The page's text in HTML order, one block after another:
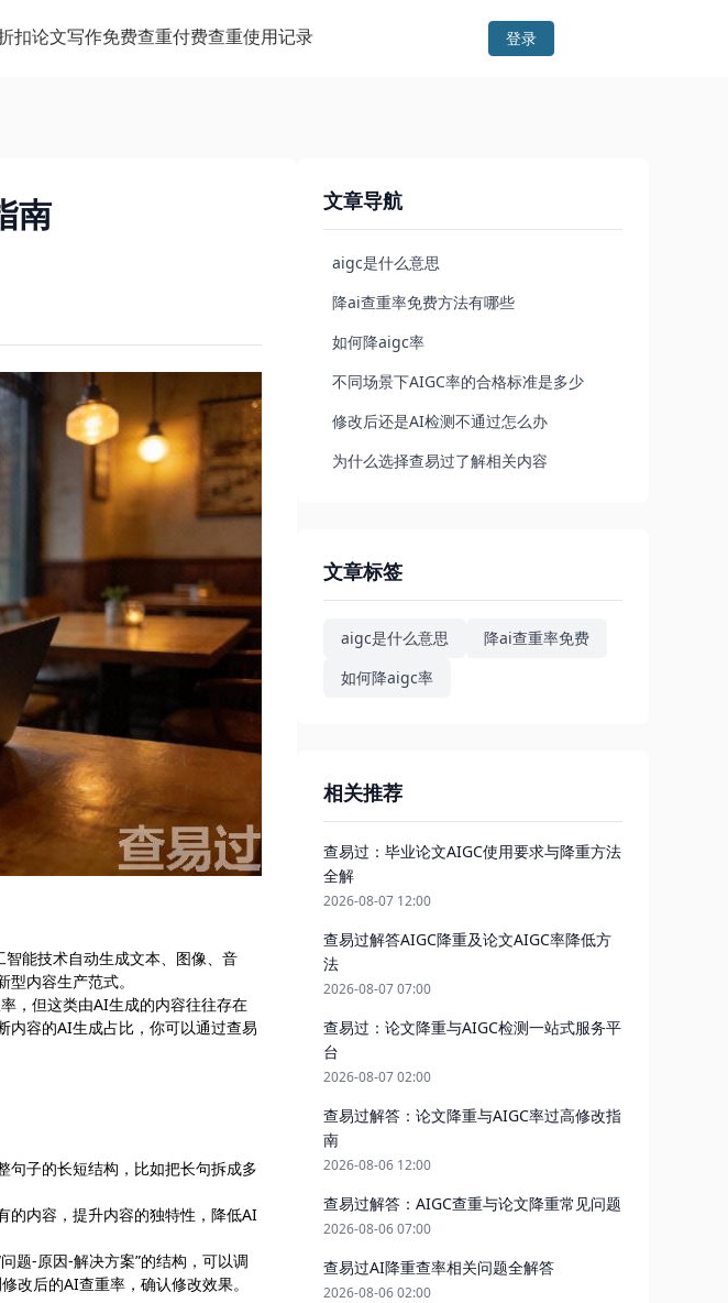
扣论文写作免费查重付费查重使用记录 登录
南
能技术自动生成文本、图像、音
内容生产范式。
，但这类由AI生成的内容往往存在
内容的AI生成占比，你可以通过查易
句子的长短结构，比如把长句拆成多
的内容，提升内容的独特性，降低AI
题-原因-解决方案”的结构，可以调
改后的AI查重率，确认修改效果。
文章导航
aigc是什么意思
降ai查重率免费方法有哪些
如何降aigc率
不同场景下AIGC率的合格标准是多少
修改后还是AI检测不通过怎么办
为什么选择查易过了解相关内容
文章标签
aigc是什么意思
降ai查重率免费
如何降aigc率
相关推荐
查易过：毕业论文AIGC使用要求与降重方法
全解
2026-08-07 12:00
查易过解答AIGC降重及论文AIGC率降低方
法
2026-08-07 07:00
查易过：论文降重与AIGC检测一站式服务平
台
2026-08-07 02:00
查易过解答：论文降重与AIGC率过高修改指
南
2026-08-06 12:00
查易过解答：AIGC查重与论文降重常见问题
2026-08-06 07:00
查易过AI降重查率相关问题全解答
2026-08-06 02:00